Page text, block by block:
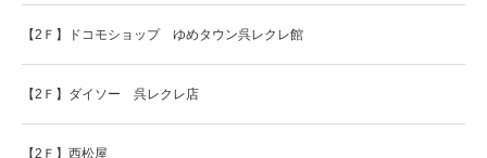
【2Ｆ】ドコモショップ ゆめタウン呉レクレ館
【2Ｆ】ダイソー 呉レクレ店
【2Ｆ】西松屋